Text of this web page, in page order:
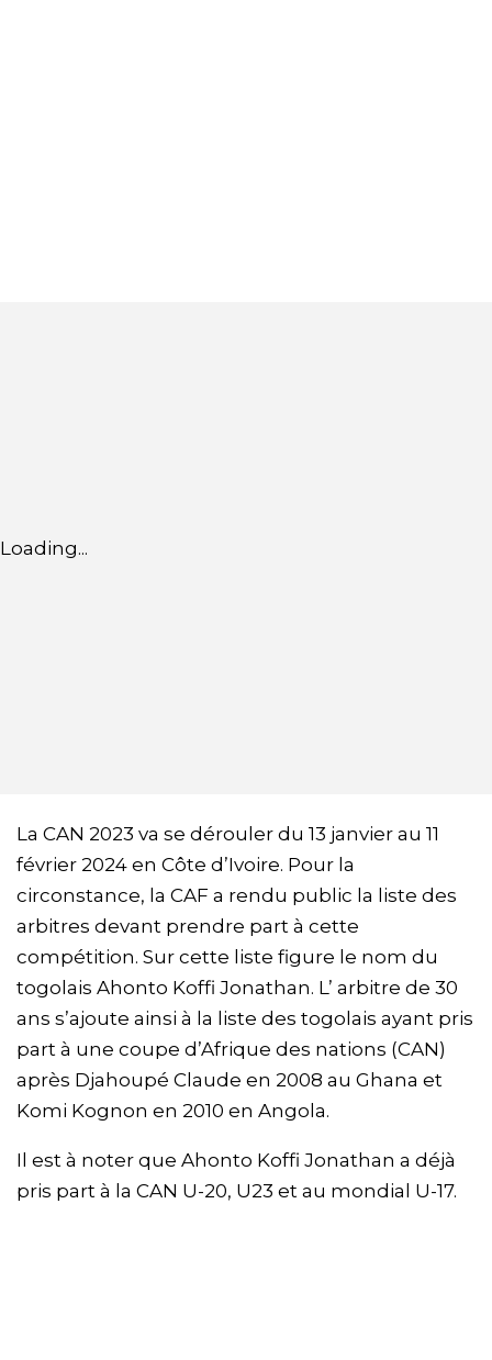
Loading...
La CAN 2023 va se dérouler du 13 janvier au 11
février 2024 en Côte d’Ivoire. Pour la
circonstance, la CAF a rendu public la liste des
arbitres devant prendre part à cette
compétition. Sur cette liste figure le nom du
togolais Ahonto Koffi Jonathan. L’ arbitre de 30
ans s’ajoute ainsi à la liste des togolais ayant pris
part à une coupe d’Afrique des nations (CAN)
après Djahoupé Claude en 2008 au Ghana et
Komi Kognon en 2010 en Angola.
Il est à noter que Ahonto Koffi Jonathan a déjà
pris part à la CAN U-20, U23 et au mondial U-17.